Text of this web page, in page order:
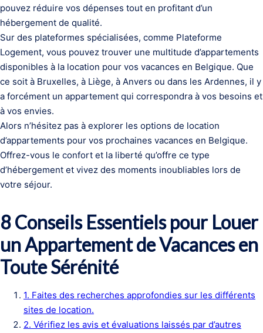
pouvez réduire vos dépenses tout en profitant d’un
hébergement de qualité.
Sur des plateformes spécialisées, comme Plateforme
Logement, vous pouvez trouver une multitude d’appartements
disponibles à la location pour vos vacances en Belgique. Que
ce soit à Bruxelles, à Liège, à Anvers ou dans les Ardennes, il y
a forcément un appartement qui correspondra à vos besoins et
à vos envies.
Alors n’hésitez pas à explorer les options de location
d’appartements pour vos prochaines vacances en Belgique.
Offrez-vous le confort et la liberté qu’offre ce type
d’hébergement et vivez des moments inoubliables lors de
votre séjour.
8 Conseils Essentiels pour Louer
un Appartement de Vacances en
Toute Sérénité
1. Faites des recherches approfondies sur les différents
sites de location.
2. Vérifiez les avis et évaluations laissés par d’autres